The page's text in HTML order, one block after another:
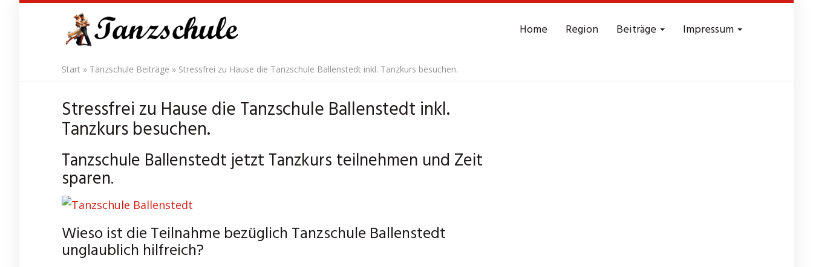
Home Region Beiträge Impressum
Start » Tanzschule Beiträge » Stressfrei zu Hause die Tanzschule Ballenstedt inkl. Tanzkurs besuchen.
Stressfrei zu Hause die Tanzschule Ballenstedt inkl.
Tanzkurs besuchen.
Tanzschule Ballenstedt jetzt Tanzkurs teilnehmen und Zeit
sparen.
Wieso ist die Teilnahme bezüglich Tanzschule Ballenstedt
unglaublich hilfreich?